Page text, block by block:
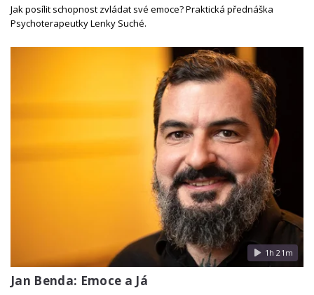
Jak posílit schopnost zvládat své emoce? Praktická přednáška
Psychoterapeutky Lenky Suché.
1h 21m
Jan Benda: Emoce a Já